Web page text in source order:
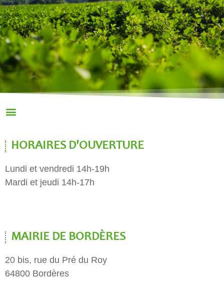
HORAIRES D'OUVERTURE
Lundi et vendredi 14h-19h
Mardi et jeudi 14h-17h
MAIRIE DE BORDÈRES
20 bis, rue du Pré du Roy
64800 Bordères